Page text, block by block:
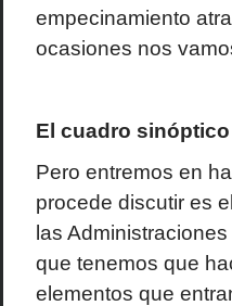
empecinamiento
ocasiones nos
El cuadro sinóptico
Pero entremos en
procede discutir es
las
que tenemos que
elementos que